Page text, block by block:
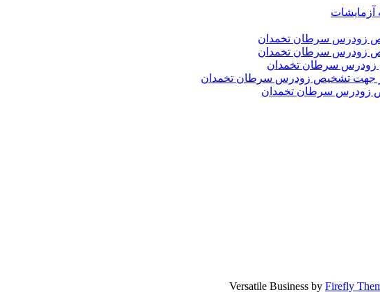
آزمایشات
Firefly